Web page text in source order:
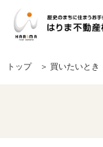
トップ＞ 買いたいとき